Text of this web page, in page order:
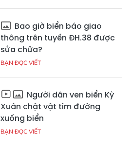
Bao giờ biển báo giao
thông trên tuyến ĐH.38 được
sửa chữa?
BẠN ĐỌC VIẾT
Người dân ven biển Kỳ
Xuân chật vật tìm đường
xuống biển
BẠN ĐỌC VIẾT